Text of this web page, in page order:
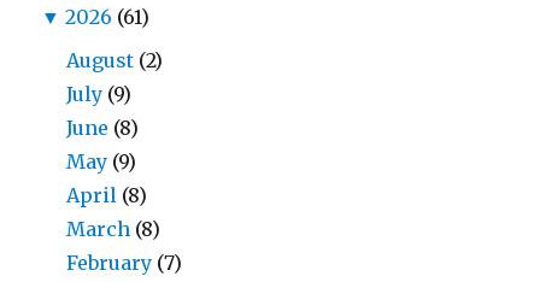
▼ 2026 (61)
August (2)
July (9)
June (8)
May (9)
April (8)
March (8)
February (7)